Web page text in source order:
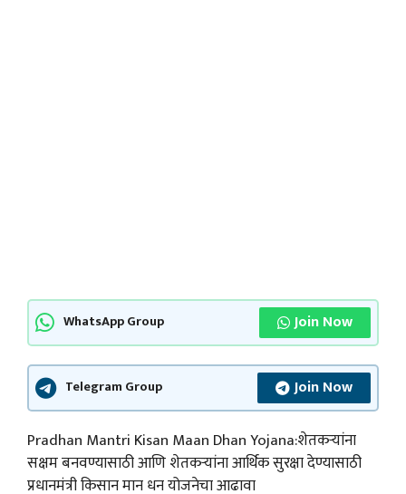
WhatsApp Group Join Now
Telegram Group Join Now
Pradhan Mantri Kisan Maan Dhan Yojana:शेतकऱ्यांना
सक्षम बनवण्यासाठी आणि शेतकऱ्यांना आर्थिक सुरक्षा देण्यासाठी
प्रधानमंत्री किसान मान धन योजनेचा आढावा